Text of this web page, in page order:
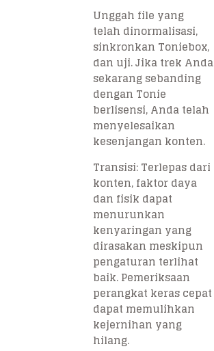
Unggah file yang
telah dinormalisasi,
sinkronkan Toniebox,
dan uji. Jika trek Anda
sekarang sebanding
dengan Tonie
berlisensi, Anda telah
menyelesaikan
kesenjangan konten.
Transisi: Terlepas dari
konten, faktor daya
dan fisik dapat
menurunkan
kenyaringan yang
dirasakan meskipun
pengaturan terlihat
baik. Pemeriksaan
perangkat keras cepat
dapat memulihkan
kejernihan yang
hilang.